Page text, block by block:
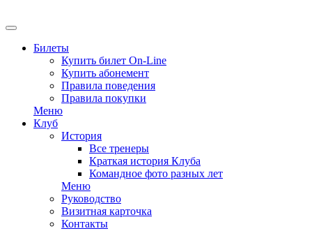
Билеты
Купить билет On-Line
Купить абонемент
Правила поведения
Правила покупки
Меню
Клуб
История
Все тренеры
Краткая история Клуба
Командное фото разных лет
Меню
Руководство
Визитная карточка
Контакты